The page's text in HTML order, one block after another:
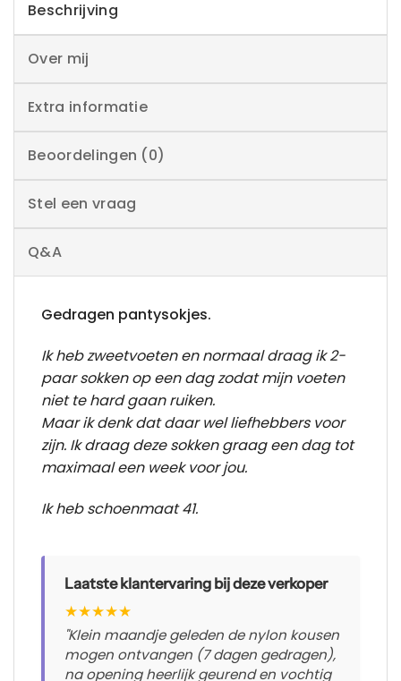
Beschrijving
Over mij
Extra informatie
Beoordelingen (0)
Stel een vraag
Q&A
Gedragen pantysokjes.
Ik heb zweetvoeten en normaal draag ik 2-
paar sokken op een dag zodat mijn voeten
niet te hard gaan ruiken.
Maar ik denk dat daar wel liefhebbers voor
zijn. Ik draag deze sokken graag een dag tot
maximaal een week voor jou.
Ik heb schoenmaat 41.
Laatste klantervaring bij deze verkoper
★★★★★
"Klein maandje geleden de nylon kousen
mogen ontvangen (7 dagen gedragen),
na opening heerlijk geurend en vochtig